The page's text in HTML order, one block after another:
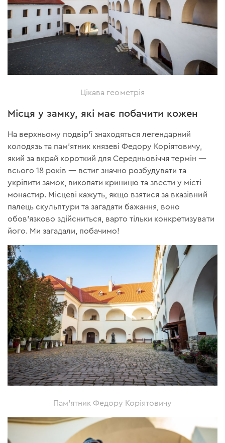
Цікава геометрія
Місця у замку, які має побачити кожен
На верхньому подвір’ї знаходяться легендарний
колодязь та пам'ятник князеві Федору Коріятовичу,
який за вкрай короткий для Середньовіччя термін —
всього 18 років — встиг значно розбудувати та
укріпити замок, викопати криницю та звести у місті
монастир. Місцеві кажуть, якщо взятися за вказівний
палець скульптури та загадати бажання, воно
обов'язково здійсниться, варто тільки конкретизувати
його. Ми загадали, побачимо!
Пам'ятник Федору Коріятовичу